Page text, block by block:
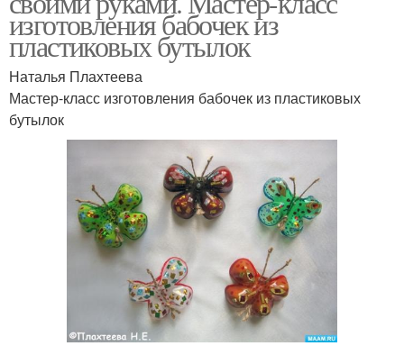
изготовления бабочек из
пластиковых бутылок
Наталья Плахтеева
Мастер-класс изготовления бабочек из пластиковых
бутылок